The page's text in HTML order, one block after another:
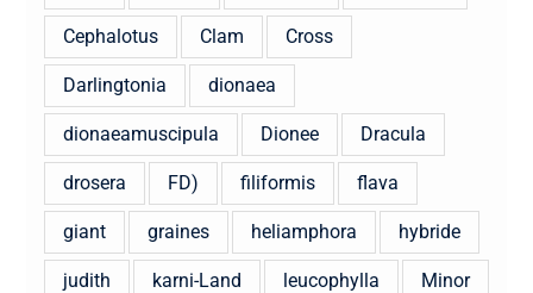
Cephalotus Clam Cross
Darlingtonia dionaea
dionaeamuscipula Dionee Dracula
drosera FD) filiformis flava
giant graines heliamphora hybride
judith karni-Land leucophylla Minor